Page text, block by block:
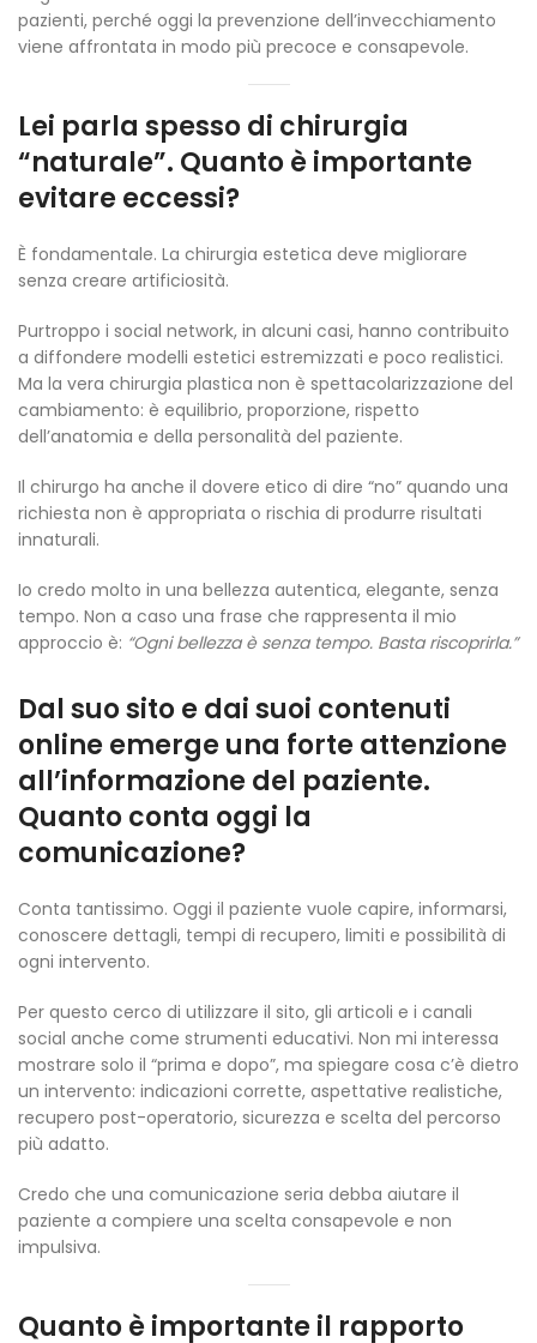
pazienti, perché oggi la prevenzione dell’invecchiamento
viene affrontata in modo più precoce e consapevole.
Lei parla spesso di chirurgia
“naturale”. Quanto è importante
evitare eccessi?
È fondamentale. La chirurgia estetica deve migliorare
senza creare artificiosità.
Purtroppo i social network, in alcuni casi, hanno contribuito
a diffondere modelli estetici estremizzati e poco realistici.
Ma la vera chirurgia plastica non è spettacolarizzazione del
cambiamento: è equilibrio, proporzione, rispetto
dell’anatomia e della personalità del paziente.
Il chirurgo ha anche il dovere etico di dire “no” quando una
richiesta non è appropriata o rischia di produrre risultati
innaturali.
Io credo molto in una bellezza autentica, elegante, senza
tempo. Non a caso una frase che rappresenta il mio
approccio è: “Ogni bellezza è senza tempo. Basta riscoprirla.”
Dal suo sito e dai suoi contenuti
online emerge una forte attenzione
all’informazione del paziente.
Quanto conta oggi la
comunicazione?
Conta tantissimo. Oggi il paziente vuole capire, informarsi,
conoscere dettagli, tempi di recupero, limiti e possibilità di
ogni intervento.
Per questo cerco di utilizzare il sito, gli articoli e i canali
social anche come strumenti educativi. Non mi interessa
mostrare solo il “prima e dopo”, ma spiegare cosa c’è dietro
un intervento: indicazioni corrette, aspettative realistiche,
recupero post-operatorio, sicurezza e scelta del percorso
più adatto.
Credo che una comunicazione seria debba aiutare il
paziente a compiere una scelta consapevole e non
impulsiva.
Quanto è importante il rapporto